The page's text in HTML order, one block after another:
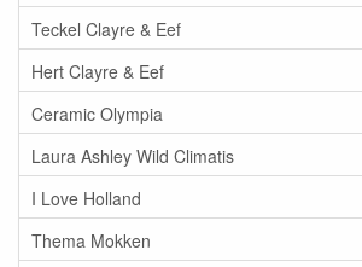
Teckel Clayre & Eef
Hert Clayre & Eef
Ceramic Olympia
Laura Ashley Wild Climatis
I Love Holland
Thema Mokken